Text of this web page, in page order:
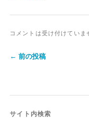
コメントは受け付けていま
← 前の投稿
サイト内検索